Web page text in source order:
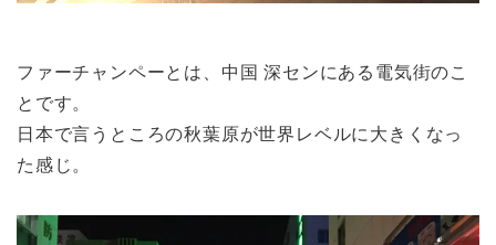
ファーチャンペーとは、 中国 深センにある電気街のこ
とです。
日本で言うところの秋葉原が世界レベルに大きくなっ
た感じ。